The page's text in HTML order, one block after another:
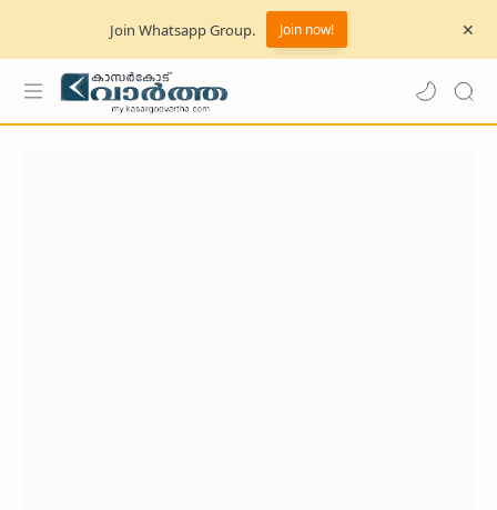
Join Whatsapp Group. Join now!